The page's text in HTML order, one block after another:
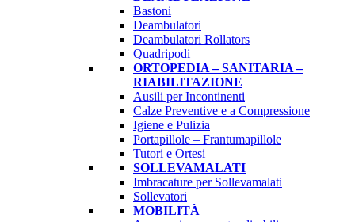
Bastoni
Deambulatori
Deambulatori Rollators
Quadripodi
ORTOPEDIA – SANITARIA –
RIABILITAZIONE
Ausili per Incontinenti
Calze Preventive e a Compressione
Igiene e Pulizia
Portapillole – Frantumapillole
Tutori e Ortesi
SOLLEVAMALATI
Imbracature per Sollevamalati
Sollevatori
MOBILITÀ